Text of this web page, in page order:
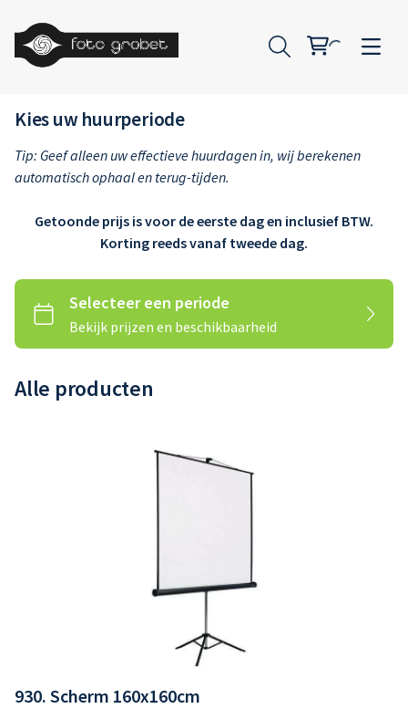
Lenzen
Toebehoren
Camera
Lenzen
Licht
Kies uw huurperiode
Tip: Geef alleen uw effectieve huurdagen in, wij berekenen
automatisch ophaal en terug-tijden.
Getoonde prijs is voor de eerste dag en inclusief BTW.
Korting reeds vanaf tweede dag.
Alle producten
930. Scherm 160x160cm